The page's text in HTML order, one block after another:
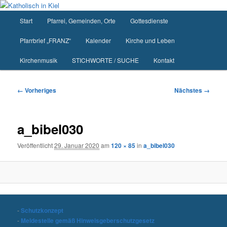
Zum
springen
Start Pfarrei, Gemeinden, Orte Gottesdienste
Pfarrbrief „FRANZ“ Kalender Kirche und Leben
Kirchenmusik STICHWORTE / SUCHE Kontakt
Bilder-
← Vorheriges Nächstes →
a_bibel030
Veröffentlicht29. Januar 2020 am120 × 85ina_bibel030
-Schutzkonzept
- Meldestelle gemäß Hinweisgeberschutzgesetz